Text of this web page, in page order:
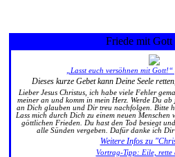
Friede mit Gott
„Lasst euch versöhnen mit
Dieses kurze Gebet kann Deine Seele
Lieber Jesus Christus, ich habe viele Fehler
meiner an und komm in mein Herz. Werde Du
an Dich glauben und Dir treu nachfolgen. Bitte
Lass mich durch Dich zu einem neuen Menschen
göttlichen Frieden. Du hast den Tod besiegt
alle Sünden vergeben. Dafür danke ich Dir
Weitere Infos zu
Vortrag-Tipp: Eile, rette